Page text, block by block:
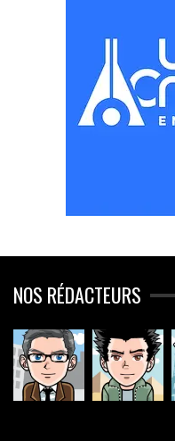
NOS RÉDACTEURS